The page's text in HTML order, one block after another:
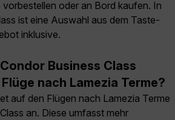
oder an Bord kaufen. In
ist eine Auswahl aus dem Taste-
inklusive.
Business Class
nach Lamezia Terme?
auf den Flügen nach Lamezia Terme
an. Diese umfasst mehr